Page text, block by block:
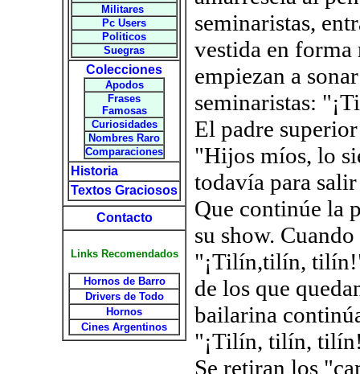
Militares
Pc Users
Politicos
Suegras
Colecciones
Apodos
Frases
Famosas
Curiosidades
Nombres Raro
Comparaciones
Historia
Textos Graciosos
Contacto
Links Recomendados
Hornos de Barro
Drivers de Todo
Hornos
Cines Argentinos
seminaristas,
vestida en forma
empiezan a
seminaristas:
El padre
"Hijos míos, lo
todavía para
Que continúe la
su show.
"¡Tilín,tilín,
de los que
bailarina
"¡Tilín, tilín,
Se retiran los